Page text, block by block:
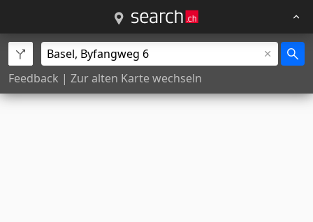
Feedback | Zur alten Karte wechseln